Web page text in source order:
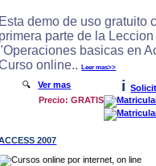
Esta demo de uso gratuito
primera parte de la Leccion
basicas en
online..Leer mas>>
🔍Ver mas i
Precio: GRATIS
2007